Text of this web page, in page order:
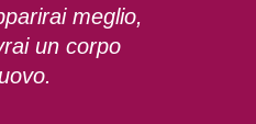
meglio,
un corpo